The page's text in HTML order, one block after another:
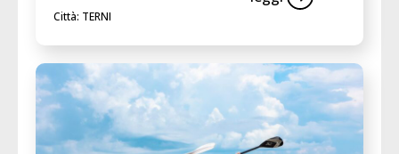
Città: TERNI